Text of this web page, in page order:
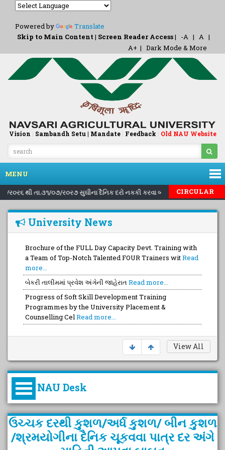
Powered by
Translate
Skip to Main Content | Screen Reader Access| -A | A |
A+ | Dark Mode & More
Vision | Sambandh Setu | Mandate| Feedback | Old NAU Website
MENU
થી તા.૩૧/૦૭/ર૦ર૭ સુઘીના દૈનિક દરો નકકી કરવા બાબત.. | |Inviting
CIRCULAR
University News
Brochure of the FULL Day Capacity Devt. Training with
a Team of Top-Notch Talented FOUR Trainers witRead
more...
બેકરી તાલીમમાં પ્રવેશ અંગેની જાહેરાત Read more...
Progress of Soft Skill Development Training
Programmes by the University Placement &
Counselling CelRead more...
View All
NAU Desk
કુલપતિની પરિવર્તનકારી પહેલનું
વિહંગાવલોકન (ઓક્ટોબર ૨૦૨૦-૨૦૨૫)
ઉચ્ચક દરથી કુશળ/અર્ધ કુશળ/ બીન કુશળ
/શ્રમયોગીના દૈનિક ચૂકવવા પાત્ર દર અંગે